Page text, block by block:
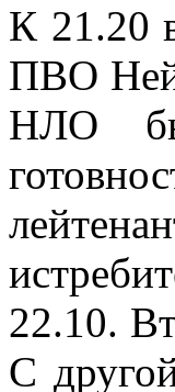
К 21.20
ПВО Ней
НЛО
22.10.
С